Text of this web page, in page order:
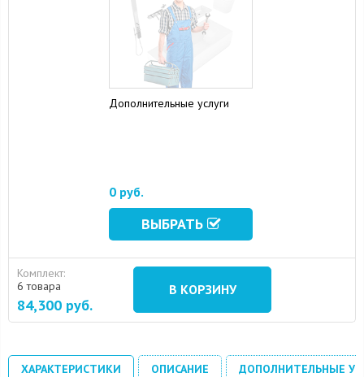
Дополнительные услуги
0 руб.
ВЫБРАТЬ
Комплект:
6 товара
84,300 руб.
В КОРЗИНУ
ХАРАКТЕРИСТИКИ ОПИСАНИЕ ДОПОЛНИТЕЛЬНЫЕ